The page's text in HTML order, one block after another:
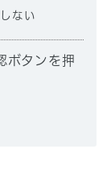
ない
ボタンを押